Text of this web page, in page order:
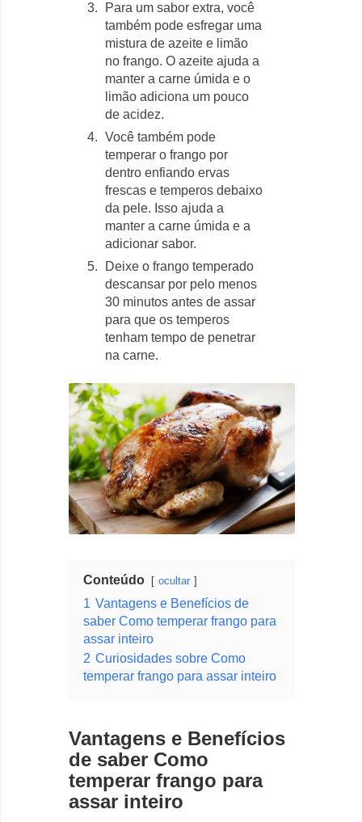
Para um sabor extra, você
também pode esfregar uma
mistura de azeite e limão
no frango. O azeite ajuda a
manter a carne úmida e o
limão adiciona um pouco
de acidez.
Você também pode
temperar o frango por
dentro enfiando ervas
frescas e temperos debaixo
da pele. Isso ajuda a
manter a carne úmida e a
adicionar sabor.
Deixe o frango temperado
descansar por pelo menos
30 minutos antes de assar
para que os temperos
tenham tempo de penetrar
na carne.
Conteúdo ocultar
1 Vantagens e Benefícios de
saber Como temperar frango para
assar inteiro
2 Curiosidades sobre Como
temperar frango para assar inteiro
Vantagens e Benefícios
de saber Como
temperar frango para
assar inteiro